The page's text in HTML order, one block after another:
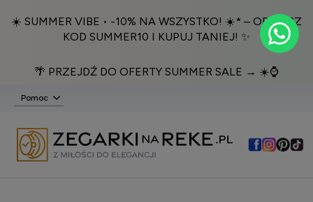
☀️ SUMMER VIBE • -10% NA WSZYSTKO! ☀️* – ODBIERZ
KOD SUMMER10 I KUPUJ TANIEJ! ✨
🌴 PRZEJDŹ DO OFERTY SUMMER SALE → ☀️⌚️
Pomoc